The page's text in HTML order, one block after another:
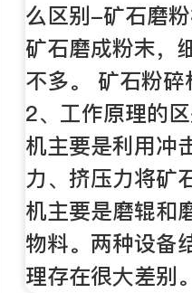
么区别-矿石磨
矿石磨成粉末，
不多。 矿石粉
2、工作原理的
机主要是利用冲
力、挤压力将矿
机主要是磨辊和
物料。两种设备
理存在很大差别。